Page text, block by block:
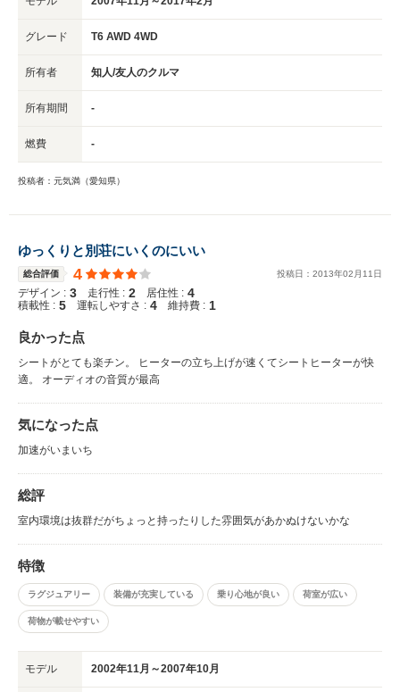
グレード T6 AWD 4WD
所有者 知人/友人のクルマ
所有期間 -
燃費 -
投稿者：元気満（愛知県）
ゆっくりと別荘にいくのにいい
総合評価 4 投稿日： 2013年02 月 11 日
デザイン : 3 走行性 : 2 居住性 : 4
積載性 : 5 運転しやすさ : 4 維持費 : 1
良かった点
シートがとても楽チン。 ヒーターの立ち上げが速くてシートヒーターが快
適。 オーディオの音質が最高
気になった点
加速がいまいち
総評
室内環境は抜群だがちょっと持ったりした雰囲気があかぬけないかな
特徴
ラグジュアリー 装備が充実している 乗り心地が良い 荷室が広い
荷物が載せやすい
モデル 2002年11月～2007年10月